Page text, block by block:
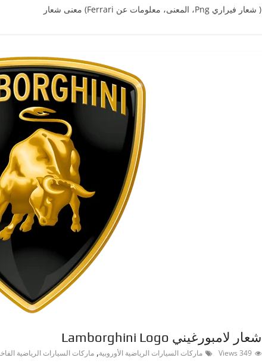
( شعار فيراري ‎Png، المعنى، معلومات عن Ferrari) معنى شعار
شعار لامبورغيني Lamborghini Logo
349 Views ماركات السيارات الرياضية الأوروبية, ماركات السيارات الرياضية